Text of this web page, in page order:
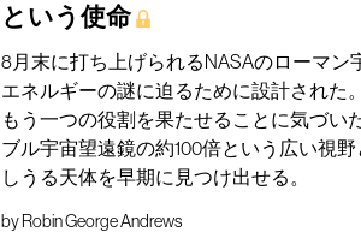
という使命
8月末に打ち上げられるNASAのローマ
エネルギーの謎に迫るために設計された
もう一つの役割を果たせることに気づい
ブル宇宙望遠鏡の約100倍という広い視
しうる天体を早期に見つけ出せる。
byRobin George Andrews